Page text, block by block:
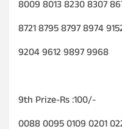
8009 8013 8230 8307
8721 8795 8797 8974
9204 9612 9897 9968
9th Prize-Rs :100/-
0088 0095 0109 0201